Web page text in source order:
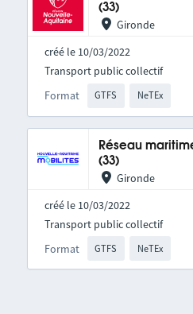
(33)
Gironde
créé le 10/03/2022
Format GTFS NeTEx
Transport public collectif
Réseau
(33)
Gironde
créé le 10/03/2022
Format GTFS NeTEx
Transport public collectif